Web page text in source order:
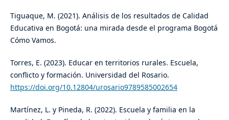
Tiguaque, M. (2021). Análisis de los resultados de Calidad
Educativa en Bogotá: una mirada desde el programa Bogotá
Cómo Vamos.
Torres, E. (2023). Educar en territorios rurales. Escuela,
conflicto y formación. Universidad del Rosario.
https://doi.org/10.12804/urosario9789585002654
Martínez, L. y Pineda, R. (2022). Escuela y familia en la